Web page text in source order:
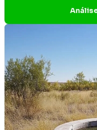
Empresas de projetos
Empresas que fazem
Ensaios não destrutivos
Eo relatório de
Escritório de